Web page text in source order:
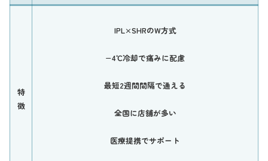
特
徴
IPL×SHRのW方式
−4℃冷却で痛みに配慮
最短2週間間隔で通える
全国に店舗が多い
医療提携でサポート